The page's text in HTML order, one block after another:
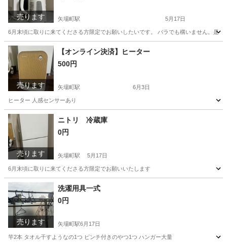
売ります 矢場町駅 5月17日
6月末頃に取りに来てくださる方限定でお願いしたいです。 バラでも構いません。是非
愛知 名古屋市 矢場町駅 キッチン家電
売ります
【オンライン決済】ヒーター
500円
矢場町駅 6月3日
ヒーター 人感センサーあり
愛知 名古屋市 矢場町駅 その他
売ります
ニトリ 冷蔵庫
0円
矢場町駅 5月17日
6月末頃に取りに来てくださる方限定でお願いいたします
愛知 名古屋市 矢場町駅
売ります
洗濯用具一式
0円
矢場町駅6月17日
竿2本 タオル干すようなの1つ ピンチ付きのやつ1つ ハンガー大量